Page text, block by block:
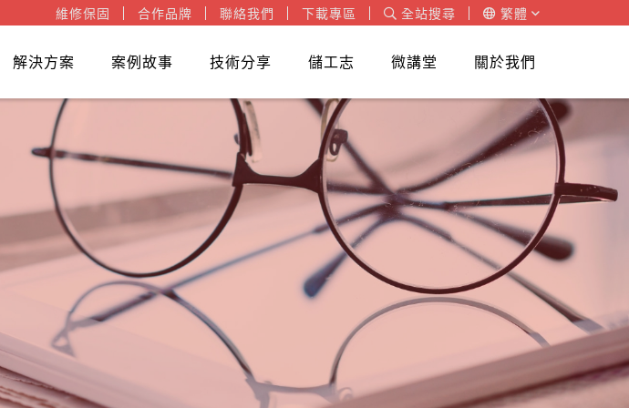
維修保固 合作品牌 聯絡我們 下載專區 全站搜尋 繁體
解決方案 案例故事 技術分享 儲工志 微講堂 關於我們